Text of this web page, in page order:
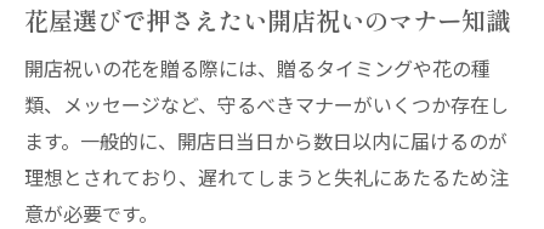
花屋選びで押さえたい開店祝いのマナー知識
開店祝いの花を贈る際には、贈るタイミングや花の種
類、メッセージなど、守るべきマナーがいくつか存在し
ます。一般的に、開店日当日から数日以内に届けるのが
理想とされており、遅れてしまうと失礼にあたるため注
意が必要です。